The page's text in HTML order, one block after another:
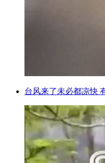
台风来了未必都凉快